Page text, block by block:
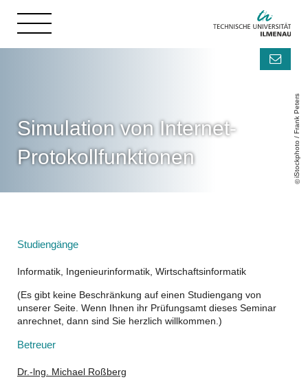
iStockphoto / Frank Peters
Simulation von Internet-
Protokollfunktionen
Studiengänge
Informatik, Ingenieurinformatik, Wirtschaftsinformatik
(Es gibt keine Beschränkung auf einen Studiengang von
unserer Seite. Wenn Ihnen ihr Prüfungsamt dieses Seminar
anrechnet, dann sind Sie herzlich willkommen.)
Betreuer
Dr.-lng. Michael Roßberg